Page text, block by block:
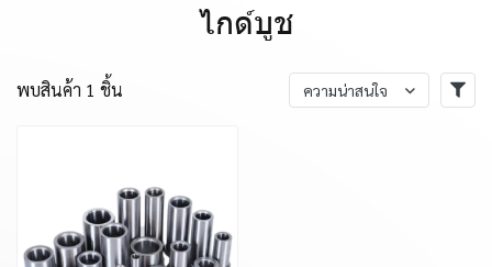
ไกด์บูช
พบสินค้า 1 ชิ้น ความน่าสนใจ